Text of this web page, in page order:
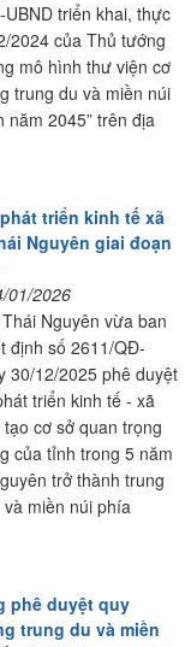
triển khai, thực
2024 của Thủ tướng
mô hình thư viện cơ
trung du và miền núi
2045” trên địa
triển kinh tế xã
Nguyên giai đoạn
01/2026
Nguyên vừa ban
định số 2611/QĐ-
30/12/2025 phê duyệt
triển kinh tế - xã
cơ sở quan trọng
của tỉnh trong 5 năm
trở thành trung
miền núi phía
phê duyệt quy
trung du và miền